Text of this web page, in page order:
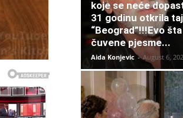
koje se neće
31 godinu otkrila
“Beograd”!!!Evo
čuvene pjesme...
Aida Konjevic - August 6,